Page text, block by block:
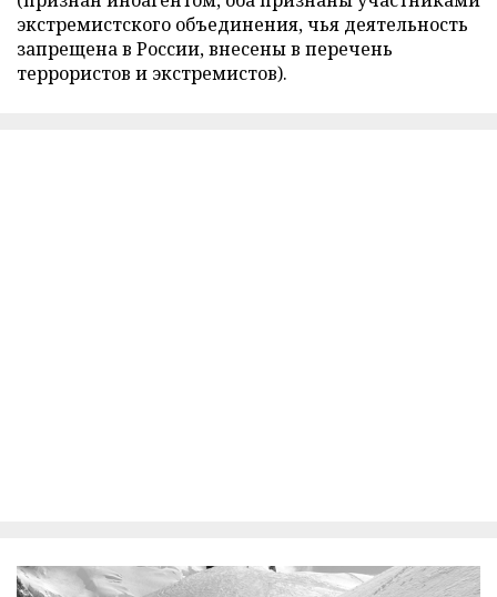
экстремистского объединения, чья деятельность
запрещена в России, внесены в перечень
террористов и экстремистов).